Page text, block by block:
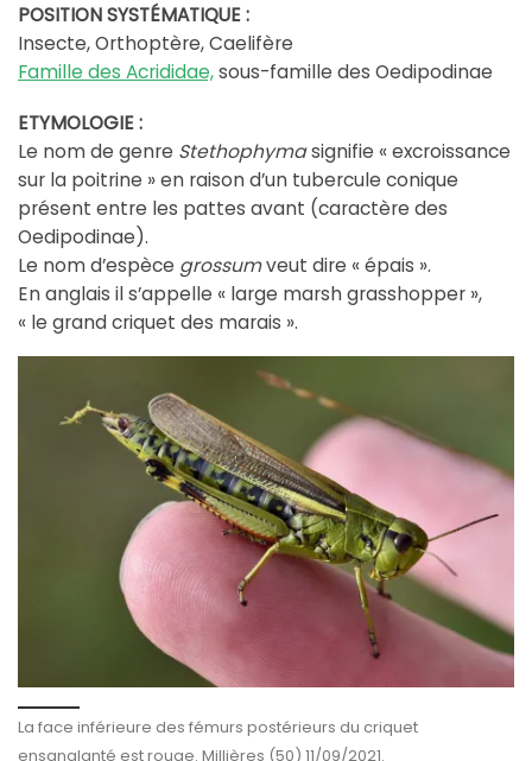
POSITION SYSTÉMATIQUE :
Insecte, Orthoptère, Caelifère
Famille des Acrididae,sous-famille des Oedipodinae
ETYMOLOGIE :
Le nom de genre Stethophymasignifie « excroissance
sur la poitrine » en raison d’un tubercule conique
présent entre les pattes avant (caractère des
Oedipodinae).
Le nom d’espèce grossumveut dire « épais ».
En anglais il s’appelle « large marsh grasshopper »,
« le grand criquet des marais ».
La face inférieure des fémurs postérieurs du criquet
ensanglanté est rouge. Millières (50) 11/09/2021.